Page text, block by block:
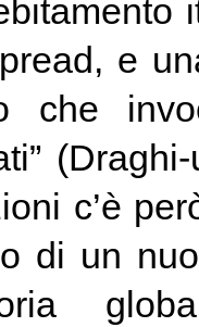
e
che
c’è
di un